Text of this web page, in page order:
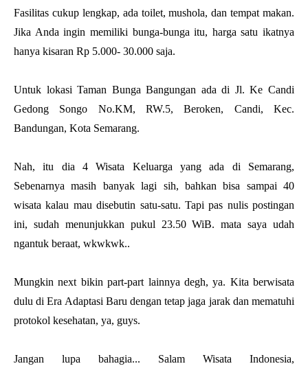
Fasilitas cukup lengkap, ada toilet, mushola, dan tempat makan.
Jika Anda ingin memiliki bunga-bunga itu, harga satu ikatnya
hanya kisaran Rp 5.000- 30.000 saja.
Untuk lokasi Taman Bunga Bangungan ada di Jl. Ke Candi
Gedong Songo No.KM, RW.5, Beroken, Candi, Kec.
Bandungan, Kota Semarang.
Nah, itu dia 4 Wisata Keluarga yang ada di Semarang,
Sebenarnya masih banyak lagi sih, bahkan bisa sampai 40
wisata kalau mau disebutin satu-satu. Tapi pas nulis postingan
ini, sudah menunjukkan pukul 23.50 WiB. mata saya udah
ngantuk beraat, wkwkwk..
Mungkin next bikin part-part lainnya degh, ya. Kita berwisata
dulu di Era Adaptasi Baru dengan tetap jaga jarak dan mematuhi
protokol kesehatan, ya, guys.
Jangan lupa bahagia... Salam Wisata Indonesia,